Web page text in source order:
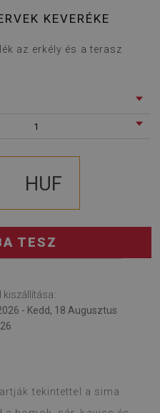
KEVERÉKE
az erkély és a terasz
1
HUF
TESZ
kiszállítása:
- Kedd, 18 Augusztus
tekintettel a sima